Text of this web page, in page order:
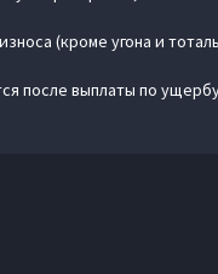
(кроме угона и
после выплаты по